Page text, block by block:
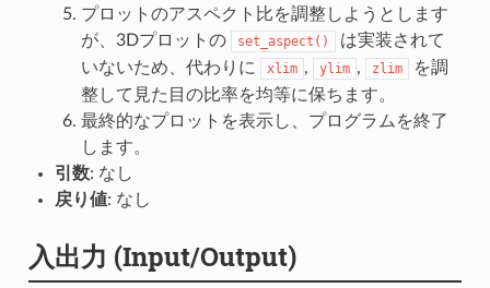
プロットのアスペクト比を調整しようとします
が、3Dプロットの
set_aspect()
は実装されて
いないため、代わりに
xlim , ylim , zlim
を調
整して見た目の比率を均等に保ちます。
最終的なプロットを表示し、プログラムを終了
します。
引数: なし
戻り値: なし
入出力 (Input/Output)